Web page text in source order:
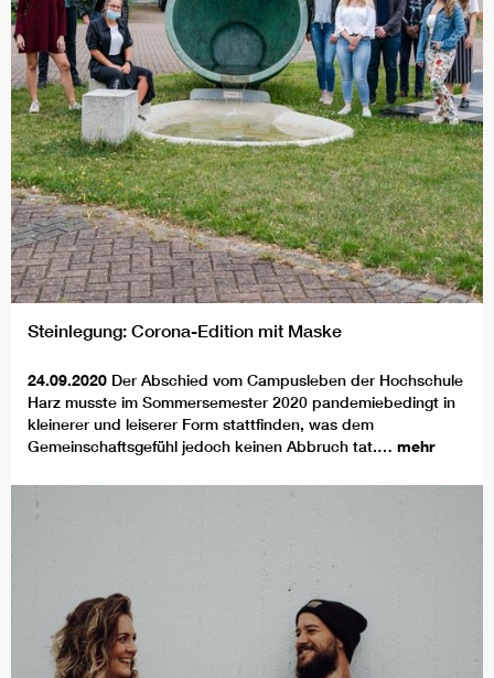
Steinlegung: Corona-Edition mit Maske
24.09.2020 Der Abschied vom Campusleben der Hochschule
Harz musste im Sommersemester 2020 pandemiebedingt in
kleinerer und leiserer Form stattfinden, was dem
Gemeinschaftsgefühl jedoch keinen Abbruch tat.… mehr